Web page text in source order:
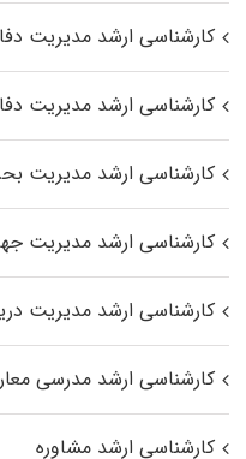
کارشناسی ارشد مدیریت
کارشناسی ارشد مدیریت
کارشناسی ارشد مدیریت
کارشناسی ارشد مدیریت
کارشناسی ارشد مدیریت
کارشناسی ارشد مدرسی
کارشناسی ارشد مشاوره